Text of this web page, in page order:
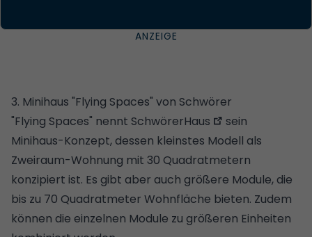
3. Minihaus "Flying Spaces" von Schwörer
"Flying Spaces" nennt SchwörerHaus
sein
Minihaus-Konzept, dessen kleinstes Modell als
Zweiraum-Wohnung mit 30 Quadratmetern
konzipiert ist. Es gibt aber auch größere Module, die
bis zu 70 Quadratmeter Wohnfläche bieten. Zudem
können die einzelnen Module zu größeren Einheiten